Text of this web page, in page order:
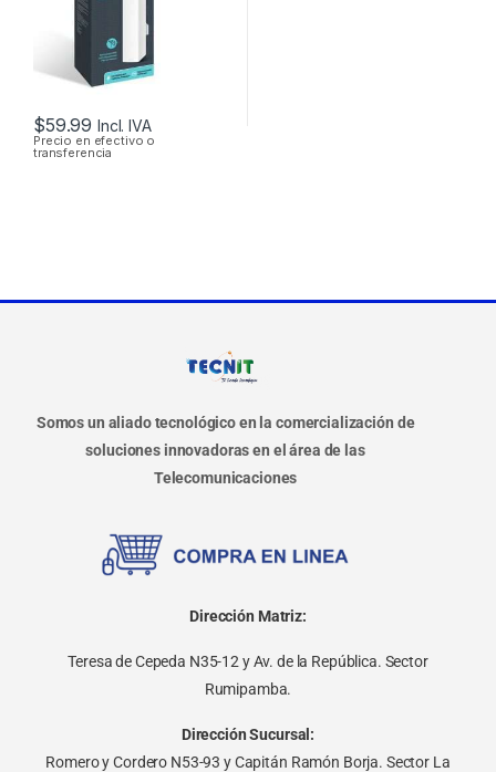
$59.99 Incl. IVA
Precio en efectivo o
transferencia
Somos un aliado tecnológico en la comercialización de
soluciones innovadoras en el área de las
Telecomunicaciones
Dirección Matriz:
Teresa de Cepeda N35-12 y Av. de la República. Sector
Rumipamba.
Dirección Sucursal:
Romero y Cordero N53-93 y Capitán Ramón Borja. Sector La